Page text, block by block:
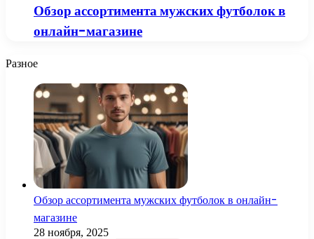
Обзор ассортимента мужских футболок в
онлайн-магазине
Разное
Обзор ассортимента мужских футболок в онлайн-
магазине
28 ноября, 2025